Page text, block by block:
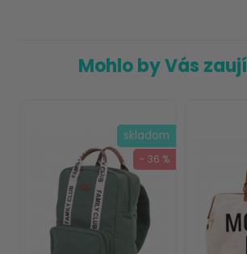
Mohlo by Vás
skladom
- 36 %